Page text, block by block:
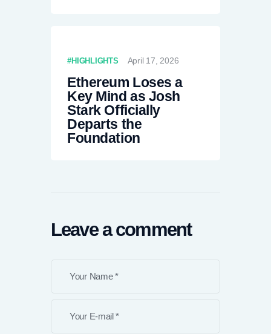
HIGHLIGHTS April 17, 2026
Ethereum Loses a
Key Mind as Josh
Stark Officially
Departs the
Foundation
Leave a comment